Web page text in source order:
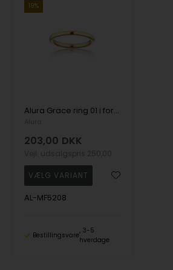
19%
Alura Grace ring 01 i forgyldt sølv
203,00 DKK
AL-MF5208
Bestillingsvare
3-5
hverdage